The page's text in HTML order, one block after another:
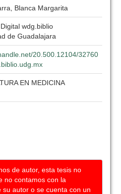
Blanca Margarita
wdg.biblio
de Guadalajara
20.500.12104/32760
EN MEDICINA
de autor, esta tesis no
no contamos con la
autor o se cuenta con un